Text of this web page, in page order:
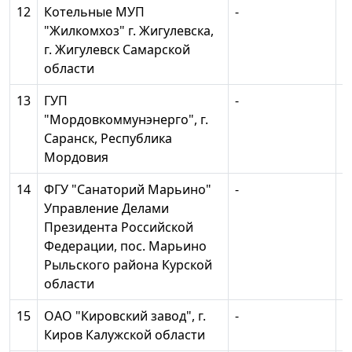
12
Котельные МУП
"Жилкомхоз" г. Жигулевска,
г. Жигулевск Самарской
области
-
13
ГУП
"Мордовкоммунэнерго", г.
Саранск, Республика
Мордовия
-
14
ФГУ "Санаторий Марьино"
Управление Делами
Президента Российской
Федерации, пос. Марьино
Рыльского района Курской
области
-
15
ОАО "Кировский завод", г.
Киров Калужской области
-